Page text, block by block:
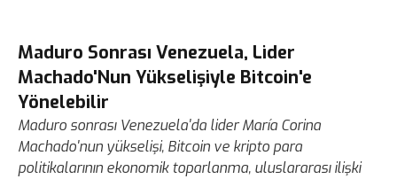
Maduro Sonrası Venezuela, Lider
Machado'Nun Yükselişiyle Bitcoin'e
Yönelebilir
Maduro sonrası Venezuela'da lider María Corina
Machado'nun yükselişi, Bitcoin ve kripto para
politikalarının ekonomik toparlanma, uluslararası ilişki